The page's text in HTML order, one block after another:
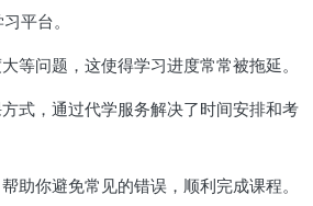
平台。
等问题，这使得学习进度常常被拖延。
式，通过代学服务解决了时间安排和考
助你避免常见的错误，顺利完成课程。